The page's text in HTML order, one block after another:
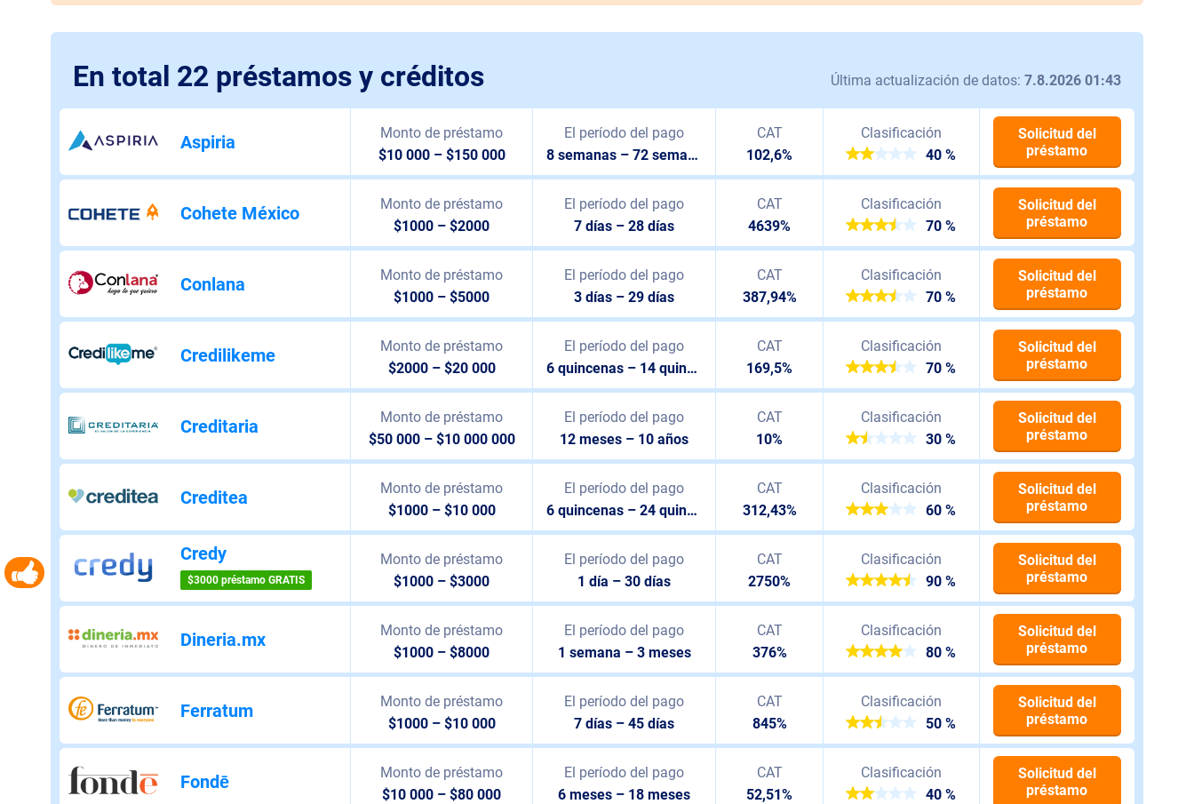
En total 22 préstamos y créditos Última actualización de datos: 7.8.2026 01:43
Aspiria
Monto de préstamo
$10 000 – $150 000
El período del pago
8 semanas – 72 semanas
CAT
102,6%
Clasificación
40 %
Solicitud del
préstamo
Cohete México
Monto de préstamo
$1000 – $2000
El período del pago
7 días – 28 días
CAT
4639%
Clasificación
70 %
Solicitud del
préstamo
Conlana
Monto de préstamo
$1000 – $5000
El período del pago
3 días – 29 días
CAT
387,94%
Clasificación
70 %
Solicitud del
préstamo
Credilikeme
Monto de préstamo
$2000 – $20 000
El período del pago
6 quincenas – 14 quincenas
CAT
169,5%
Clasificación
70 %
Solicitud del
préstamo
Creditaria
Monto de préstamo
$50 000 – $10 000 000
El período del pago
12 meses – 10 años
CAT
10%
Clasificación
30 %
Solicitud del
préstamo
Creditea
Monto de préstamo
$1000 – $10 000
El período del pago
6 quincenas – 24 quincenas
CAT
312,43%
Clasificación
60 %
Solicitud del
préstamo
Credy
$3000 préstamo GRATIS
Monto de préstamo
$1000 – $3000
El período del pago
1 día – 30 días
CAT
2750%
Clasificación
90 %
Solicitud del
préstamo
Dineria.mx
Monto de préstamo
$1000 – $8000
El período del pago
1 semana – 3 meses
CAT
376%
Clasificación
80 %
Solicitud del
préstamo
Ferratum
Monto de préstamo
$1000 – $10 000
El período del pago
7 días – 45 días
CAT
845%
Clasificación
50 %
Solicitud del
préstamo
Fondē
Monto de préstamo
$10 000 – $80 000
El período del pago
6 meses – 18 meses
CAT
52,51%
Clasificación
40 %
Solicitud del
préstamo